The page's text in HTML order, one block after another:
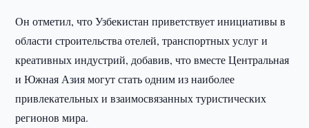
Он отметил, что Узбекистан приветствует инициативы в
области строительства отелей, транспортных услуг и
креативных индустрий, добавив, что вместе Центральная
и Южная Азия могут стать одним из наиболее
привлекательных и взаимосвязанных туристических
регионов мира.